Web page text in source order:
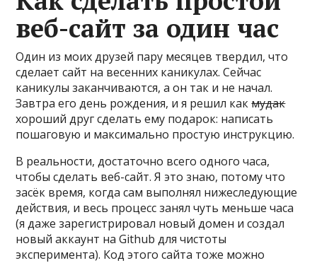
веб-сайт за один час
Один из моих друзей пару месяцев твердил, что
сделает сайт на весенних каникулах. Сейчас
каникулы заканчиваются, а он так и не начал.
Завтра его день рождения, и я решил какмудак
хороший друг сделать ему подарок: написать
пошаговую и максимально простую инструкцию.
В реальности, достаточно всего одного часа,
чтобы сделать веб-сайт. Я это знаю, потому что
засёк время, когда сам выполнял нижеследующие
действия, и весь процесс занял чуть меньше часа
(я даже зарегистрировал новый домен и создал
новый аккаунт на Github для чистоты
эксперимента). Код этого сайта тоже можно